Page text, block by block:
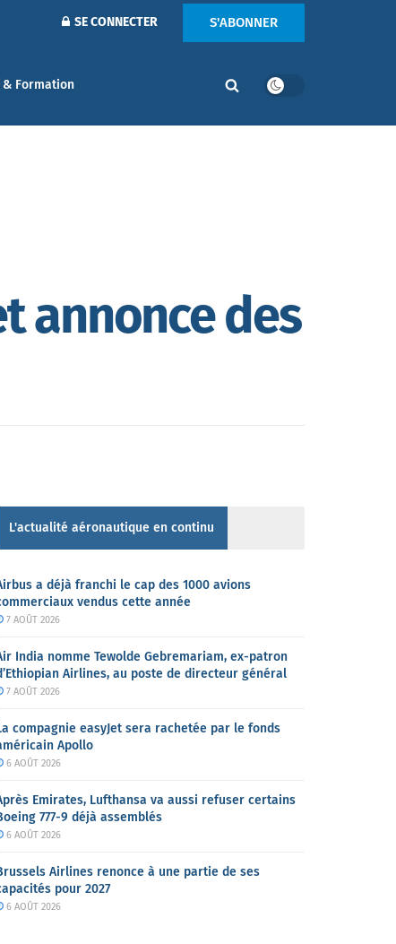
SE CONNECTER S'ABONNER
& Formation
annonce des
L'actualité aéronautique en continu
a déjà franchi le cap des 1000 avions
vendus cette année
7 AOÛT 2026
India nomme Tewolde Gebremariam, ex-patron
Airlines, au poste de directeur général
7 AOÛT 2026
compagnie easyJet sera rachetée par le fonds
Apollo
6 AOÛT 2026
Emirates, Lufthansa va aussi refuser certains
777-9 déjà assemblés
6 AOÛT 2026
Airlines renonce à une partie de ses
pour 2027
6 AOÛT 2026